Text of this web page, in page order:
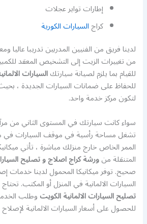
إطارات تواير عجلات
كراجالسيارات الكورية
لدينا فريق من الفنيين المدربين تدريبا عاليا
من تغييرات الزيت إلى التشخيص المعقد
للقيام بما يلزم لصيانة سيارتكالسيارات
للحفاظ على ضمانات السيارات الجديدة ،
لتكون مركز خدمة واحد.
سواء كانت سيارتك في المستوى الثاني من
تشغل مساحة رأسية في موقف السيارات في
الممر الخاص خارج منزلك مباشرة ، تأتي
المتنقلة منورشة كراج اصلاج و تصليح
صحيح. توفر ميكانيكا المحمول لدينا خدمات
السيارات الالمانية في المنزل أو المكتب.
تصليح السيارات الالمانية الكويتوطلب
للحصول على أسعار السيارات الالمانية